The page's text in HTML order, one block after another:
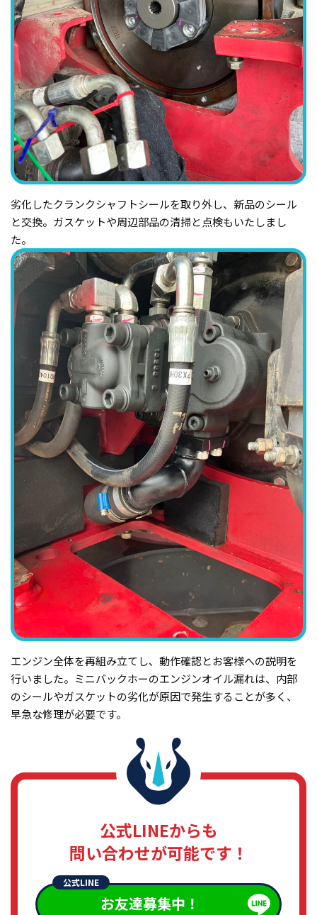
劣化したクランクシャフトシールを取り外し、新品のシール
と交換。ガスケットや周辺部品の清掃と点検もいたしまし
た。
エンジン全体を再組み立てし、動作確認とお客様への説明を
行いました。ミニバックホーのエンジンオイル漏れは、内部
のシールやガスケットの劣化が原因で発生することが多く、
早急な修理が必要です。
公式LINEからも
問い合わせが可能です！
公式LINE
お友達募集中！